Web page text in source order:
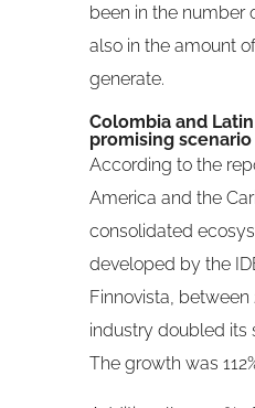
been in the number
also in the amount
generate.
Colombia and
promising
According to the
America and the
consolidated
developed by the
Finnovista, between
industry doubled its
The growth was